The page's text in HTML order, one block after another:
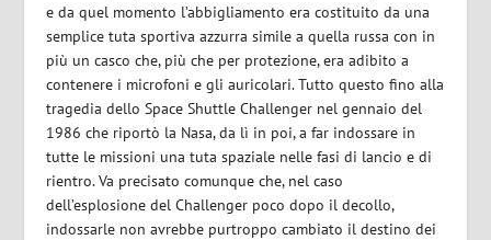
e da quel momento l’abbigliamento era costituito da una
semplice tuta sportiva azzurra simile a quella russa con in
più un casco che, più che per protezione, era adibito a
contenere i microfoni e gli auricolari. Tutto questo fino alla
tragedia dello Space Shuttle Challenger nel gennaio del
1986 che riportò la Nasa, da lì in poi, a far indossare in
tutte le missioni una tuta spaziale nelle fasi di lancio e di
rientro. Va precisato comunque che, nel caso
dell’esplosione del Challenger poco dopo il decollo,
indossarle non avrebbe purtroppo cambiato il destino dei